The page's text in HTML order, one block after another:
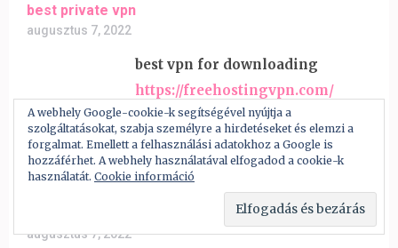
best private vpn
augusztus 7, 2022
best vpn for downloading
https://freehostingvpn.com/
Be kell jelentkezni a
válaszadáshoz
augusztus 7, 2022
A webhely Google-cookie-k segítségével nyújtja a
szolgáltatásokat, szabja személyre a hirdetéseket és elemzi a
forgalmat. Emellett a felhasználási adatokhoz a Google is
hozzáférhet. A webhely használatával elfogadod a cookie-k
használatát. Cookie információ